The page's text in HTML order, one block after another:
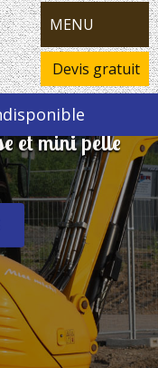
MENU
Devis gratuit
et mini pelle